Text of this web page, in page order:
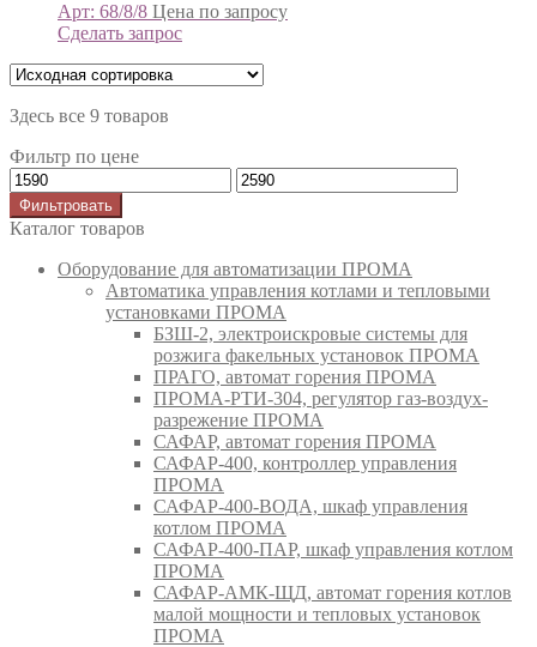
Арт: 68/8/8 Цена по запросу
Сделать запрос
Здесь все 9 товаров
Фильтр по цене
Фильтровать
Каталог товаров
Оборудование для автоматизации ПРОМА
Автоматика управления котлами и тепловыми
установками ПРОМА
БЗШ-2, электроискровые системы для
розжига факельных установок ПРОМА
ПРАГО, автомат горения ПРОМА
ПРОМА-РТИ-304, регулятор газ-воздух-
разрежение ПРОМА
САФАР, автомат горения ПРОМА
САФАР-400, контроллер управления
ПРОМА
САФАР-400-ВОДА, шкаф управления
котлом ПРОМА
САФАР-400-ПАР, шкаф управления котлом
ПРОМА
САФАР-АМК-ЩД, автомат горения котлов
малой мощности и тепловых установок
ПРОМА